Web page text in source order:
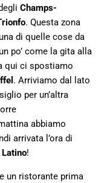
Champs-
. Questa zona
di quelle cose da
po’ come la gita alla
qui ci spostiamo
. Arriviamo dal lato
per un’altra
abbiamo
arrivata l’ora di
!
un ristorante prima